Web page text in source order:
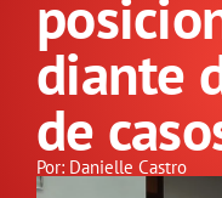
GREVE
DOCUMENTOS
GALERIA
diante
de
Por: Danielle Castro